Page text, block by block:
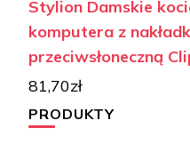
Stylion Damskie
komputera z
przeciwsłoneczną
81,70zł
PRODUKTY